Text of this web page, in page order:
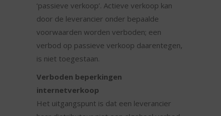
‘passieve verkoop’. Actieve verkoop kan
door de leverancier onder bepaalde
voorwaarden worden verboden; een
verbod op passieve verkoop daarentegen,
is niet toegestaan.
Verboden beperkingen
internetverkoop
Het uitgangspunt is dat een leverancier